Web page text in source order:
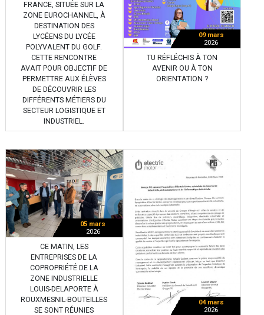
FRANCE, SITUÉE SUR LA
ZONE EUROCHANNEL, À
DESTINATION DES
LYCÉENS DU LYCÉE
POLYVALENT DU GOLF.
CETTE RENCONTRE
AVAIT POUR OBJECTIF DE
PERMETTRE AUX ÉLÈVES
DE DÉCOUVRIR LES
DIFFÉRENTS MÉTIERS DU
SECTEUR LOGISTIQUE ET
INDUSTRIEL.
09 mars
2026
TU RÉFLÉCHIS À TON
AVENIR OU À TON
ORIENTATION ?
05 mars
2026
CE MATIN, LES
ENTREPRISES DE LA
COPROPRIÉTÉ DE LA
ZONE INDUSTRIELLE
LOUIS-DELAPORTE À
ROUXMESNIL-BOUTEILLES
SE SONT RÉUNIES
04 mars
2026